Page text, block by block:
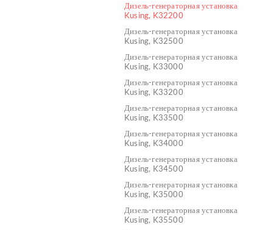
Дизель-генераторная установка
Kusing, K32200
Дизель-генераторная установка
Kusing, K32500
Дизель-генераторная установка
Kusing, K33000
Дизель-генераторная установка
Kusing, K33200
Дизель-генераторная установка
Kusing, K33500
Дизель-генераторная установка
Kusing, K34000
Дизель-генераторная установка
Kusing, K34500
Дизель-генераторная установка
Kusing, K35000
Дизель-генераторная установка
Kusing, K35500